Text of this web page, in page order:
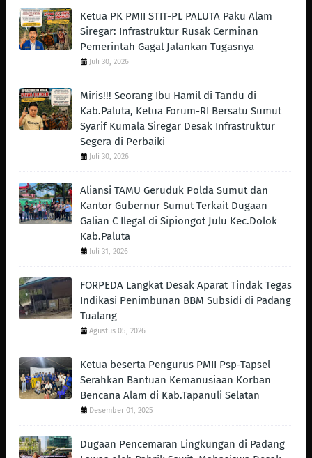
Ketua PK PMII STIT-PL PALUTA Paku Alam
Siregar: Infrastruktur Rusak Cerminan
Pemerintah Gagal Jalankan Tugasnya
Juli 30, 2026
Miris!!! Seorang Ibu Hamil di Tandu di
Kab.Paluta, Ketua Forum-RI Bersatu Sumut
Syarif Kumala Siregar Desak Infrastruktur
Segera di Perbaiki
Juli 30, 2026
Aliansi TAMU Geruduk Polda Sumut dan
Kantor Gubernur Sumut Terkait Dugaan
Galian C Ilegal di Sipiongot Julu Kec.Dolok
Kab.Paluta
Juli 31, 2026
FORPEDA Langkat Desak Aparat Tindak Tegas
Indikasi Penimbunan BBM Subsidi di Padang
Tualang
Agustus 05, 2026
Ketua beserta Pengurus PMII Psp-Tapsel
Serahkan Bantuan Kemanusiaan Korban
Bencana Alam di Kab.Tapanuli Selatan
Desember 01, 2025
Dugaan Pencemaran Lingkungan di Padang